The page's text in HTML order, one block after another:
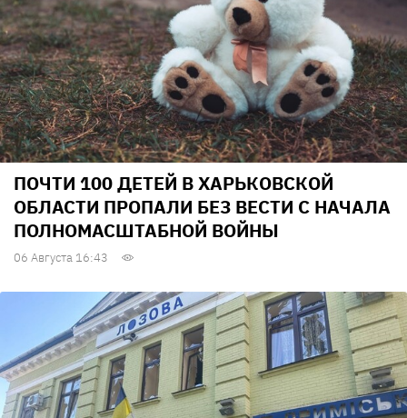
ПОЧТИ 100 ДЕТЕЙ В ХАРЬКОВСКОЙ
ОБЛАСТИ ПРОПАЛИ БЕЗ ВЕСТИ С НАЧАЛА
ПОЛНОМАСШТАБНОЙ ВОЙНЫ
06 Августа 16:43